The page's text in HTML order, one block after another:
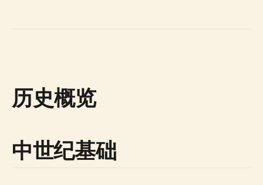
历史概览
中世纪基础